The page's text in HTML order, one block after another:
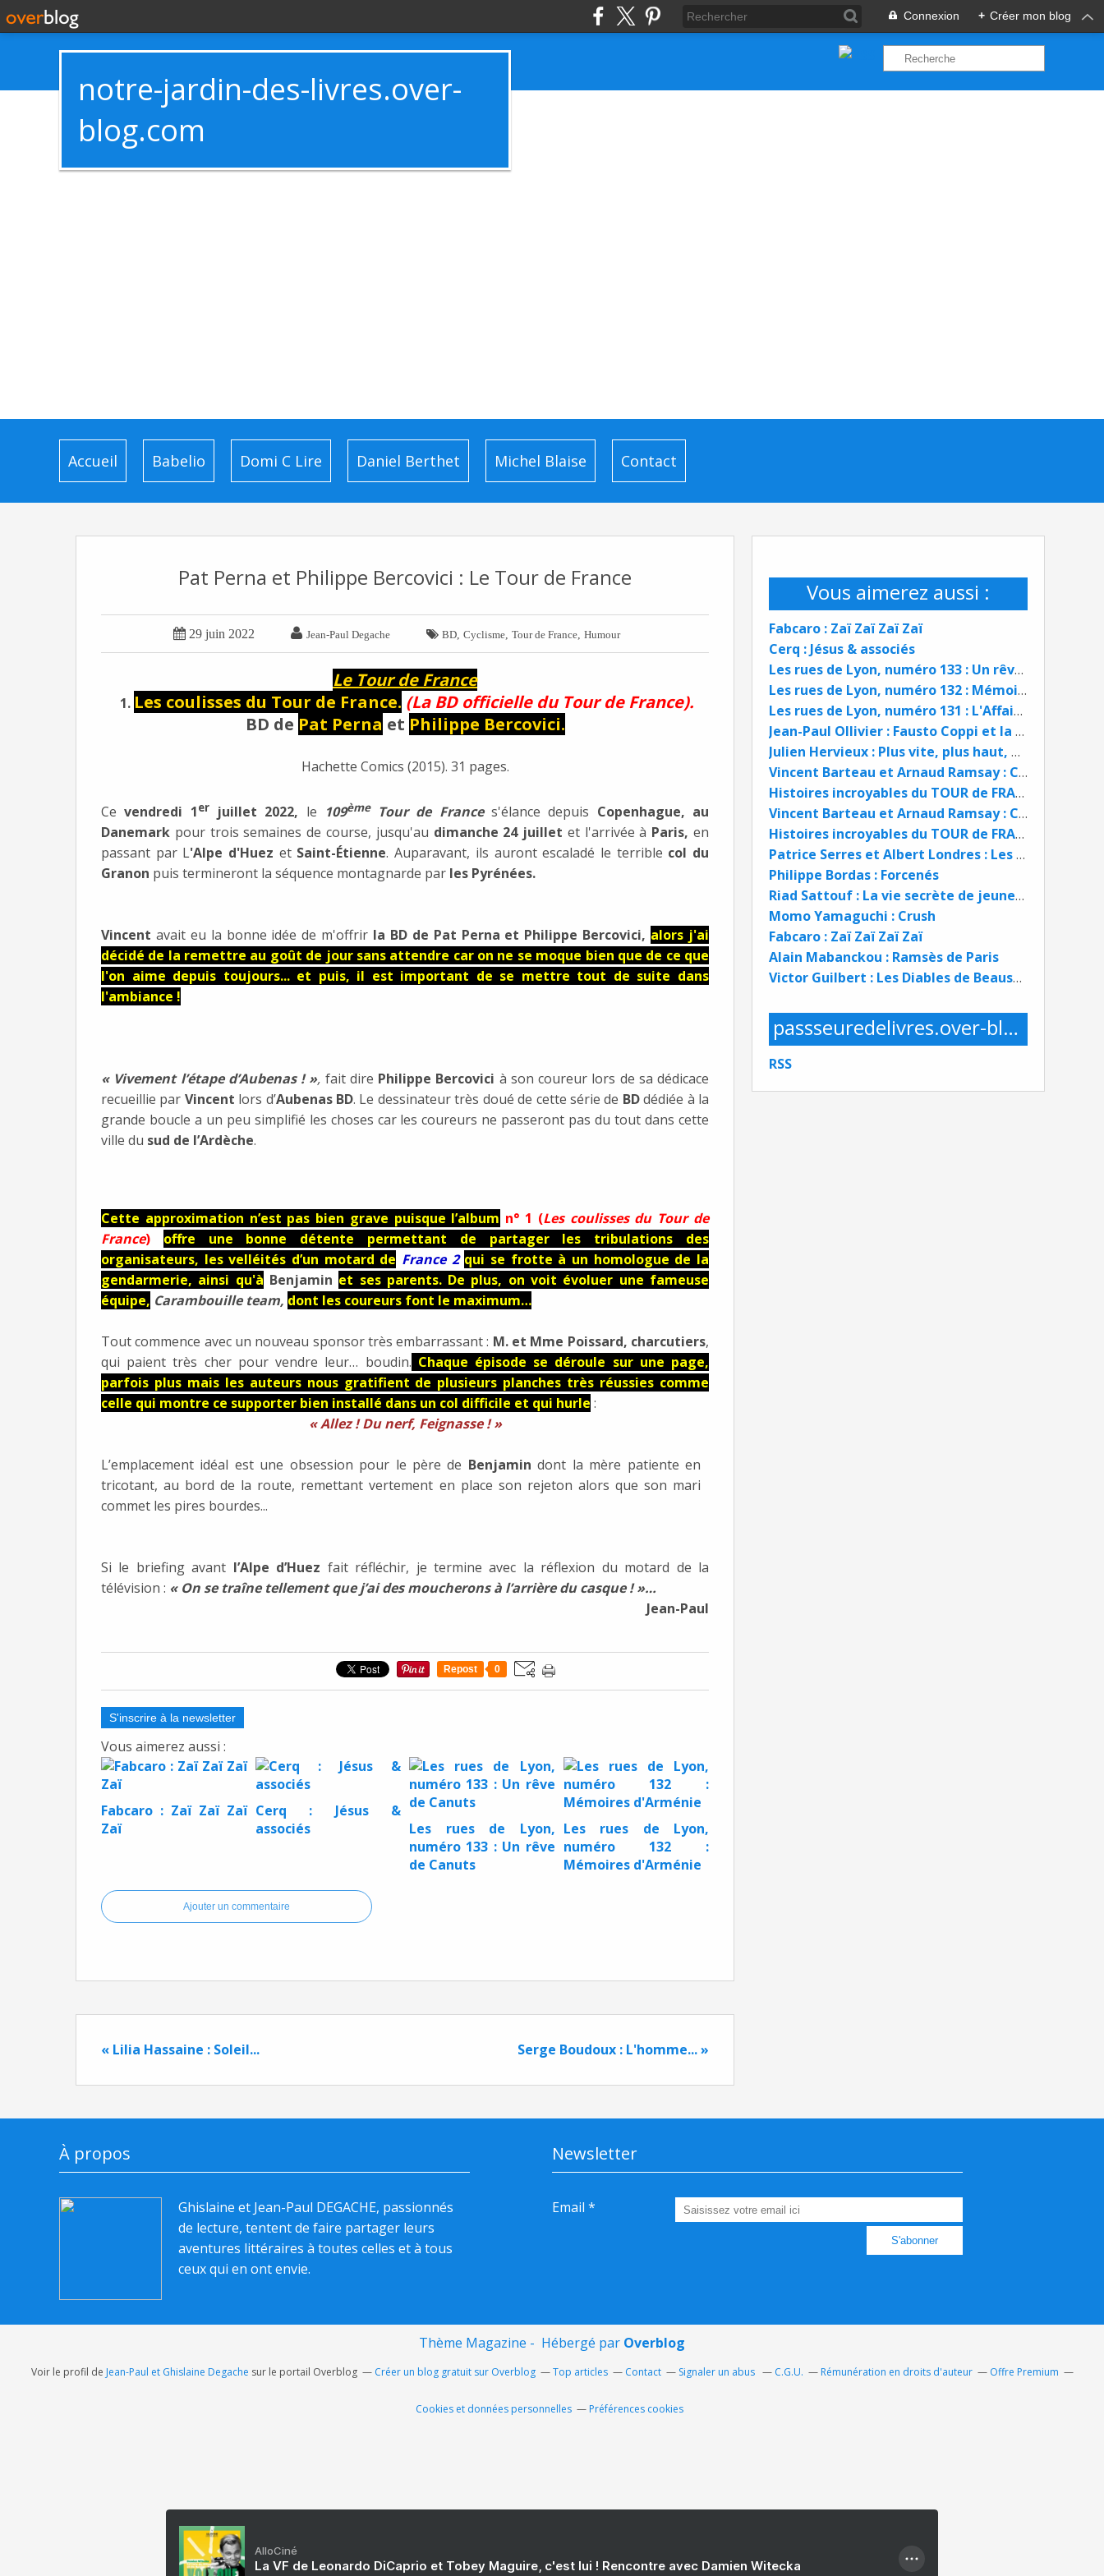
Connexion + Créer mon blog
notre-jardin-des-livres.over-
blog.com
Accueil Babelio Domi C Lire Daniel Berthet Michel Blaise Contact
Vous aimerez aussi :
Fabcaro : Zaï Zaï Zaï Zaï
Cerq : Jésus & associés
Les rues de Lyon, numéro 133 : Un rêve de Canuts
Les rues de Lyon, numéro 132 : Mémoires d'Arménie
Les rues de Lyon, numéro 131 : L'Affaire Noir - Botton
Jean-Paul Ollivier : Fausto Coppi et la Dame blanche - L'impossible amour
Julien Hervieux : Plus vite, plus haut, plus sport ! BD
Vincent Barteau et Arnaud Ramsay : Complètement Barteau !
Histoires incroyables du TOUR de FRANCE
Vincent Barteau et Arnaud Ramsay : Complètement Barteau !
Histoires incroyables du TOUR de FRANCE
Patrice Serres et Albert Londres : Les Forçats de la route
Philippe Bordas : Forcenés
Riad Sattouf : La vie secrète de jeunes 2004 - 2009
Momo Yamaguchi : Crush
Fabcaro : Zaï Zaï Zaï Zaï
Alain Mabanckou : Ramsès de Paris
Victor Guilbert : Les Diables de Beausanges
passseuredelivres.over-blog.com
RSS
Pat Perna et Philippe Bercovici : Le Tour de France
 29 juin 2022  Jean-Paul Degache  BD Cyclisme Tour de France Humour
Le Tour de France
1. Les coulisses du Tour de France. (La BD officielle du Tour de France).
BD de Pat Perna et Philippe Bercovici.
Hachette Comics (2015). 31 pages.
Cevendredi 1erjuillet 2022, le 109èmeTour de Frances'élance depuis Copenhague, au
Danemark pour trois semaines de course, jusqu'au dimanche 24 juillet et l'arrivée à Paris, en
passant par L'Alpe d'Huez et Saint-Étienne. Auparavant, ils auront escaladé le terrible col du
Granon puis termineront la séquence montagnarde par les Pyrénées.
Vincent avait eu la bonne idée de m'offrir la BD de Pat Perna et Philippe Bercovici, alors j'ai
décidé de la remettre au goût de jour sans attendre car on ne se moque bien que de ce que
l'on aime depuis toujours... et puis, il est important de se mettre tout de suite dans
l'ambiance !
« Vivement l’étape d’Aubenas ! », fait dire Philippe Bercovici à son coureur lors de sa dédicace
recueillie par Vincent lors d’Aubenas BD. Le dessinateur très doué de cette série de BDdédiée à la
grande boucle a un peu simplifié les choses car les coureurs ne passeront pas du tout dans cette
ville du sud de l’Ardèche.
Cette approximation n’est pas bien grave puisque l’album n° 1 (Les coulisses du Tour de
France)
offre une bonne détente permettant de partager les tribulations des
organisateurs, les velléités d’un motard de France 2 qui se frotte à un homologue de la
gendarmerie, ainsi qu'à Benjamin et ses parents. De plus, on voit évoluer une fameuse
équipe, Carambouille team, dont les coureurs font le maximum…
Tout commence avec un nouveau sponsor très embarrassant : M. et Mme Poissard, charcutiers,
qui paient très cher pour vendre leur… boudin. Chaque épisode se déroule sur une page,
parfois plus mais les auteurs nous gratifient de plusieurs planches très réussies comme
celle qui montre ce supporter bien installé dans un col difficile et qui hurle :
« Allez ! Du nerf, Feignasse ! »
L’emplacement idéal est une obsession pour le père de Benjamin dont la mère patiente en
tricotant, au bord de la route, remettant vertement en place son rejeton alors que son mari
commet les pires bourdes...
Si le briefing avant l’Alpe d’Huez fait réfléchir, je termine avec la réflexion du motard de la
télévision : « On se traîne tellement que j’ai des moucherons à l’arrière du casque ! »…
Jean-Paul
Repost 0
S'inscrire à la newsletter
Vous aimerez aussi :
Fabcaro : Zaï Zaï Zaï
Zaï
Cerq : Jésus &
associés
Les rues de Lyon,
numéro 133 : Un rêve
de Canuts
Les rues de Lyon,
numéro 132 :
Mémoires d'Arménie
Ajouter un commentaire
« Lilia Hassaine : Soleil... Serge Boudoux : L'homme... »
À propos
Ghislaine et Jean-Paul DEGACHE, passionnés
de lecture, tentent de faire partager leurs
aventures littéraires à toutes celles et à tous
ceux qui en ont envie.
Newsletter
Email
Thème Magazine - Hébergé par Overblog
Voir le profil de Jean-Paul et Ghislaine Degache sur le portail Overblog Créer un blog gratuit sur Overblog Top articles Contact Signaler un abus C.G.U. Rémunération en droits d'auteur Offre Premium
Cookies et données personnelles Préférences cookies
AlloCiné
La VF de Leonardo DiCaprio et Tobey Maguire, c'est lui ! Rencontre avec Damien Witecka